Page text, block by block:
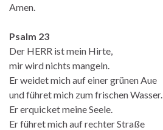
Amen.
Psalm 23
Der HERR ist mein Hirte,
mir wird nichts mangeln.
Er weidet mich auf einer grünen Aue
und führet mich zum frischen Wasser.
Er erquicket meine Seele.
Er führet mich auf rechter Straße